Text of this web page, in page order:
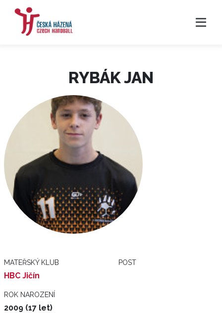
RYBÁK JAN
MATEŘSKÝ KLUB
HBC Jičín
POST
ROK NAROZENÍ
2009 (17 let)